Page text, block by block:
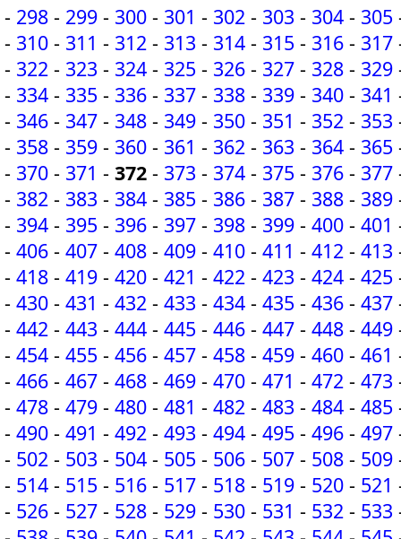
- 298 - 299 - 300 - 301 - 302 - 303 - 304 - 305
- 310 - 311 - 312 - 313 - 314 - 315 - 316 - 317
- 322 - 323 - 324 - 325 - 326 - 327 - 328 - 329
- 334 - 335 - 336 - 337 - 338 - 339 - 340 - 341
- 346 - 347 - 348 - 349 - 350 - 351 - 352 - 353
- 358 - 359 - 360 - 361 - 362 - 363 - 364 - 365
- 370 - 371 - 372 - 373 - 374 - 375 - 376 - 377
- 382 - 383 - 384 - 385 - 386 - 387 - 388 - 389
- 394 - 395 - 396 - 397 - 398 - 399 - 400 - 401
- 406 - 407 - 408 - 409 - 410 - 411 - 412 - 413
- 418 - 419 - 420 - 421 - 422 - 423 - 424 - 425
- 430 - 431 - 432 - 433 - 434 - 435 - 436 - 437
- 442 - 443 - 444 - 445 - 446 - 447 - 448 - 449
- 454 - 455 - 456 - 457 - 458 - 459 - 460 - 461
- 466 - 467 - 468 - 469 - 470 - 471 - 472 - 473
- 478 - 479 - 480 - 481 - 482 - 483 - 484 - 485
- 490 - 491 - 492 - 493 - 494 - 495 - 496 - 497
- 502 - 503 - 504 - 505 - 506 - 507 - 508 - 509
- 514 - 515 - 516 - 517 - 518 - 519 - 520 - 521
- 526 - 527 - 528 - 529 - 530 - 531 - 532 - 533